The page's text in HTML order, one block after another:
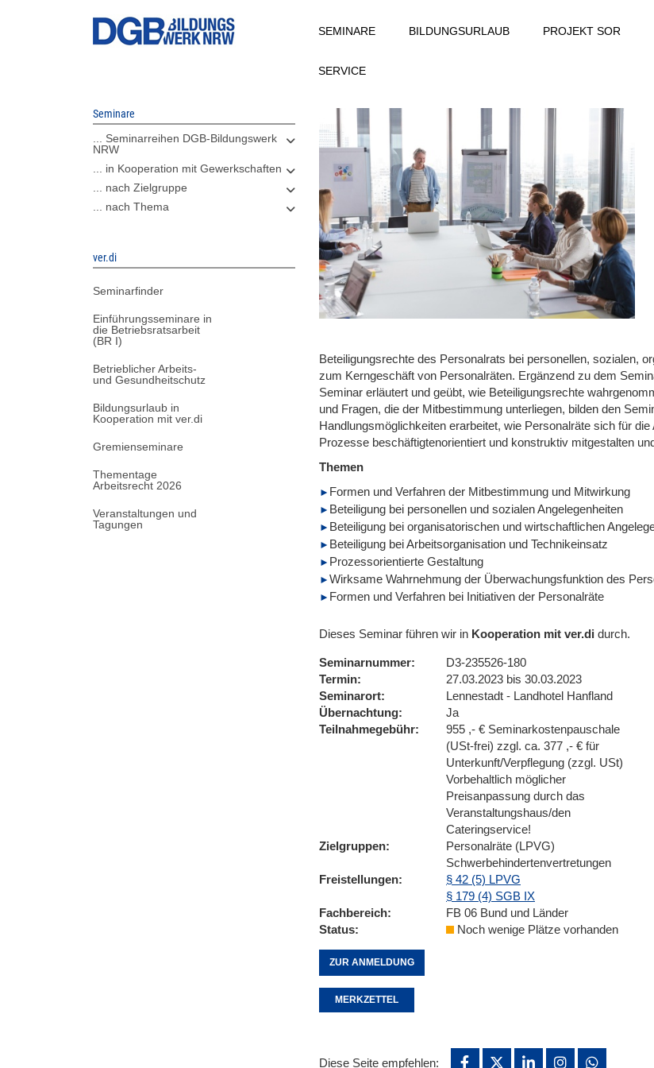
SEMINARE BILDUNGSURLAUB PROJEKT SOR
SERVICE
Seminare
... Seminarreihen DGB-Bildungswerk
NRW
... in Kooperation mit Gewerkschaften
... nach Zielgruppe
... nach Thema
ver.di
Seminarfinder
Einführungsseminare in
die Betriebsratsarbeit
(BR I)
Betrieblicher Arbeits-
und Gesundheitschutz
Bildungsurlaub in
Kooperation mit ver.di
Gremienseminare
Thementage
Arbeitsrecht 2026
Veranstaltungen und
Tagungen
Beteiligungsrechte des Personalrats bei personellen, sozialen,
zum Kerngeschäft von Personalräten. Ergänzend zu dem
Seminar erläutert und geübt, wie Beteiligungsrechte
und Fragen, die der Mitbestimmung unterliegen, bilden den
Handlungsmöglichkeiten erarbeitet, wie Personalräte sich für
Prozesse beschäftigtenorientiert und konstruktiv mitgestalten
Themen
Formen und Verfahren der Mitbestimmung und Mitwirkung
Beteiligung bei personellen und sozialen Angelegenheiten
Beteiligung bei organisatorischen und wirtschaftlichen
Beteiligung bei Arbeitsorganisation und Technikeinsatz
Prozessorientierte Gestaltung
Wirksame Wahrnehmung der Überwachungsfunktion des
Formen und Verfahren bei Initiativen der Personalräte
Dieses Seminar führen wir in Kooperation mit ver.di durch.
Seminarnummer
D3-235526-180
Termin
27.03.2023 bis 30.03.2023
Seminarort
Lennestadt - Landhotel Hanfland
Übernachtung
Ja
Teilnahmegebühr
955 ,- € Seminarkostenpauschale
(USt-frei) zzgl. ca. 377 ,- € für
Unterkunft/Verpflegung (zzgl. USt)
Vorbehaltlich möglicher
Preisanpassung durch das
Veranstaltungshaus/den
Cateringservice!
Zielgruppen
Personalräte (LPVG)
Schwerbehindertenvertretungen
Freistellungen
§ 42 (5) LPVG
§ 179 (4) SGB IX
Fachbereich
FB 06 Bund und Länder
Status
Noch wenige Plätze vorhanden
ZUR ANMELDUNG
MERKZETTEL
Diese Seite empfehlen: